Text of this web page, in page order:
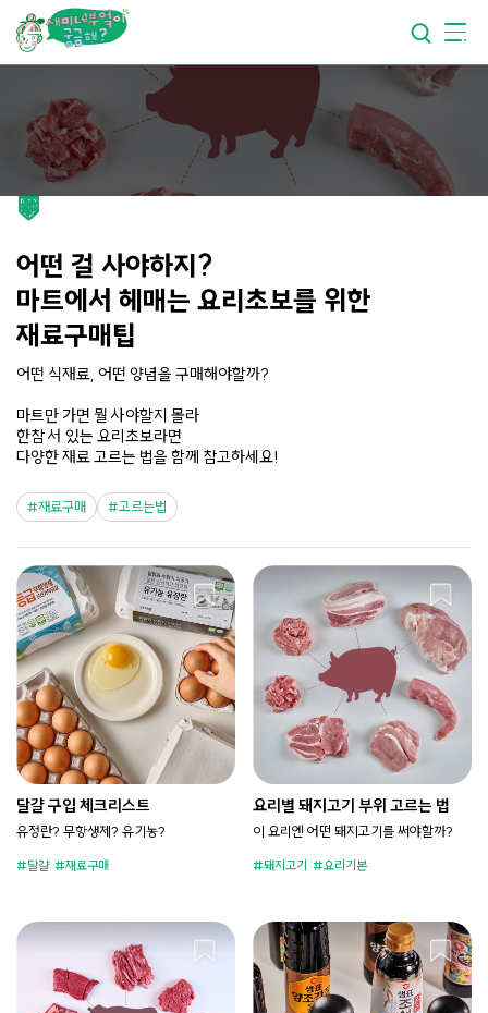
요리가
쉬워지는 부엌
어떤 걸 사야하지?
마트에서 헤매는 요리초보를 위한
재료구매팁
어떤 식재료, 어떤 양념을 구매해야할까?
마트만 가면 뭘 사야할지 몰라
한참 서 있는 요리초보라면
다양한 재료 고르는 법을 함께 참고하세요!
재료구매 고르는법
달걀 구입 체크리스트
유정란? 무항생제? 유기농?
달걀 재료구매
요리별 돼지고기 부위 고르는 법
이 요리엔 어떤 돼지고기를 써야할까?
돼지고기 요리기본